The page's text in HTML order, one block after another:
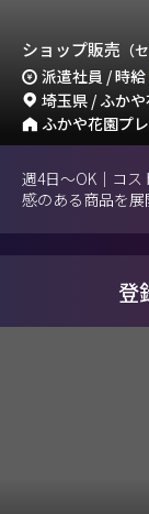
ショップ販売 （
派遣社員 / 時給
埼玉県 / ふか
ふかや花園プ
週4日～OK｜コ
感のある商品を展
登